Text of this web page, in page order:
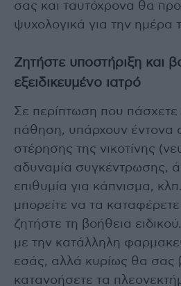
σας και ταυτόχρονα θα
ψυχολογικά για την ημέρα
Ζητήστε υποστήριξη και
εξειδικευμένο ιατρό
Σε περίπτωση που πάσχετε
πάθηση, υπάρχουν έντονα
στέρησης της νικοτίνης
αδυναμία συγκέντρωσης,
επιθυμία για κάπνισμα,
μπορείτε να τα
ζητήστε τη βοήθεια
με την κατάλληλη
εσάς, αλλά κυρίως θα σας
κατανοήσετε τα